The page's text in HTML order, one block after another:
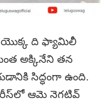
ది ఫ్యామిలీ
అక్కినేని తన
సిద్ధంగా ఉంది.
ఆమె నెగటివ్